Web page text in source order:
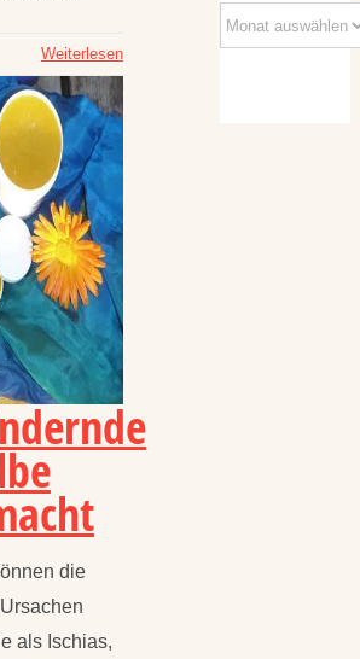
Weiterlesen
die
als Ischias,